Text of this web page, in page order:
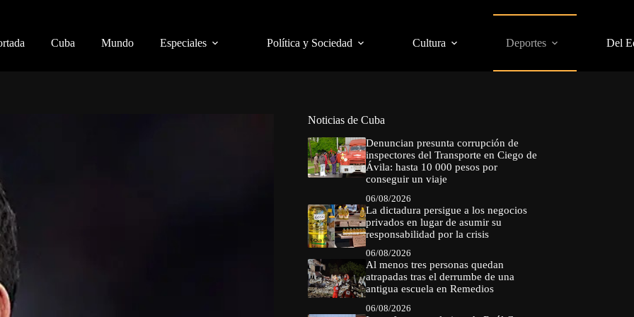
Cuba Mundo Especiales Política y Sociedad Cultura Deportes Del
Noticias de Cuba
Denuncian presunta corrupción de
inspectores del Transporte en Ciego de
Ávila: hasta 10 000 pesos por
conseguir un viaje
06/08/2026
La dictadura persigue a los negocios
privados en lugar de asumir su
responsabilidad por la crisis
06/08/2026
Al menos tres personas quedan
atrapadas tras el derrumbe de una
antigua escuela en Remedios
06/08/2026